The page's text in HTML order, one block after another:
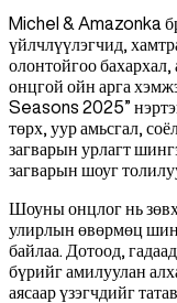
Michel & Amazonka
үйлчлүүлэгчид,
олонтойгоо
онцгой ойн арга
Seasons 2025”
төрх, уур амьсгал,
загварын урлагт
загварын шоуг
Шоуны онцлог нь
улирлын өвөрмөц
байлаа. Дотоод,
бүрийг амилуулан
аясаар үзэгчдийг